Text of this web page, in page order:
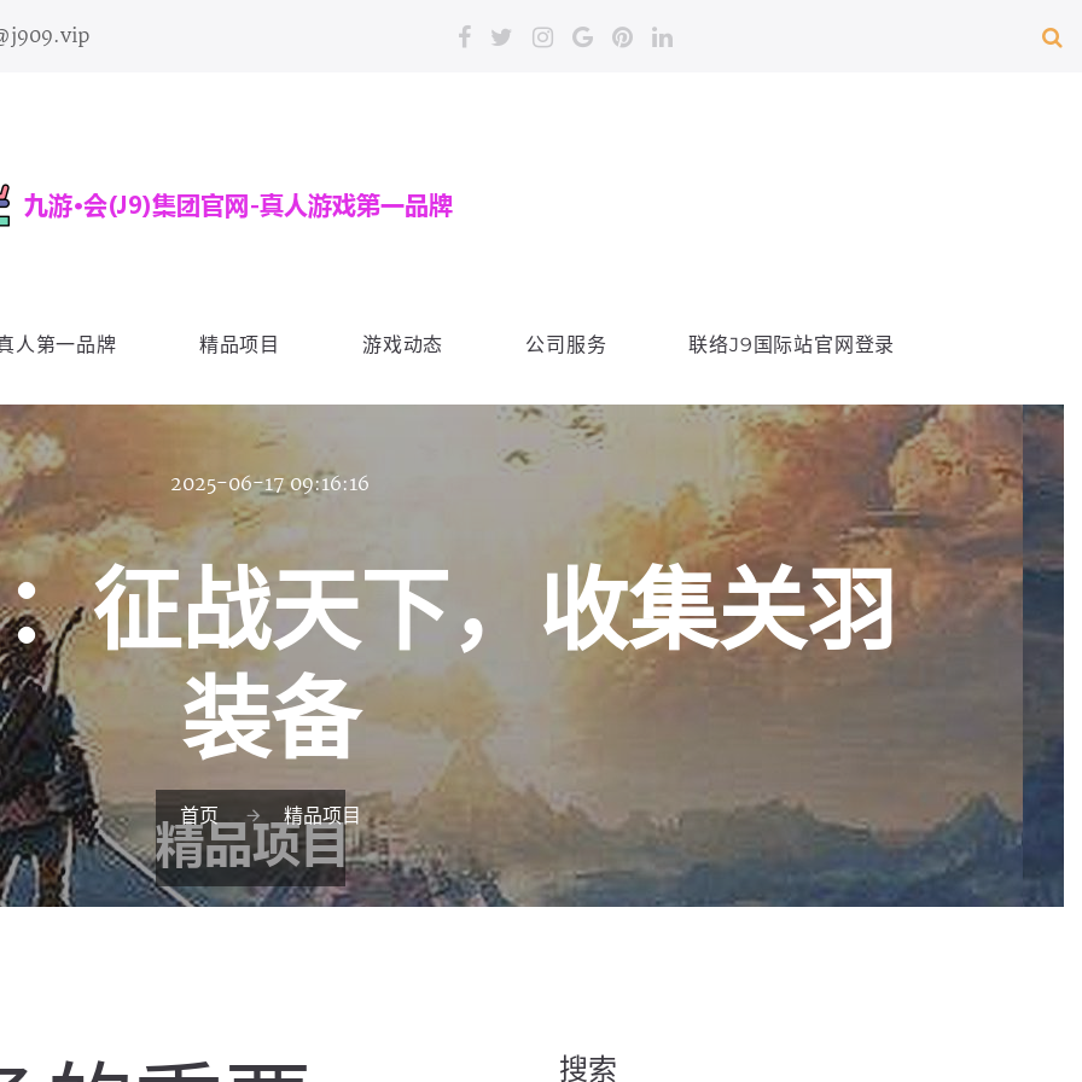
人第一品牌 精品项目 游戏动态 公司服务 联络J9国际站官网登录
2025-06-17 09:16:16
征战天下，收集关羽
装备
首页 精品项目
搜索